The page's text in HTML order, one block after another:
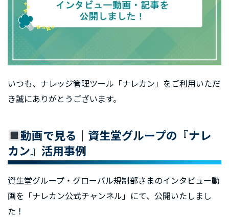
いつも、ナレッジ管理ツール「ナレカン」をご利用いただ
き誠にありがとうございます。
動画で見る｜資生堂グループの『ナレ
カン』活用事例
資生堂グループ・グローバル規制部さまのインタビュー動
画を「ナレカン公式チャンネル」にて、公開いたしまし
た！